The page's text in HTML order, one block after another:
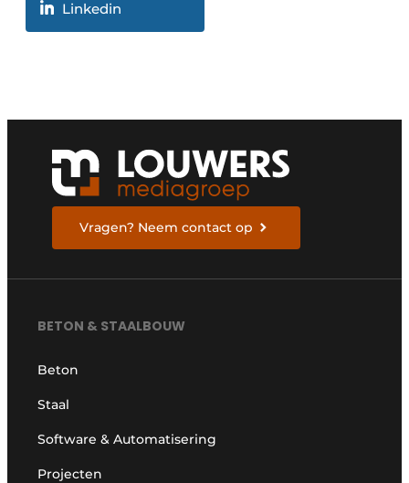
Linkedin
Vragen? Neem contact op
BETON & STAALBOUW
Beton
Staal
Software & Automatisering
Projecten